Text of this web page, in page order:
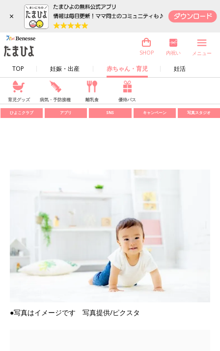
×
TOP 妊娠・出産 赤ちゃん・育児 妊活
SHOP 内祝い メニュー
育児グッズ 病気・予防接種 離乳食 優待パス
ひよこクラブ アプリ SNS キャンペーン 写真スタジオ
●写真はイメージです 写真提供/ピクスタ